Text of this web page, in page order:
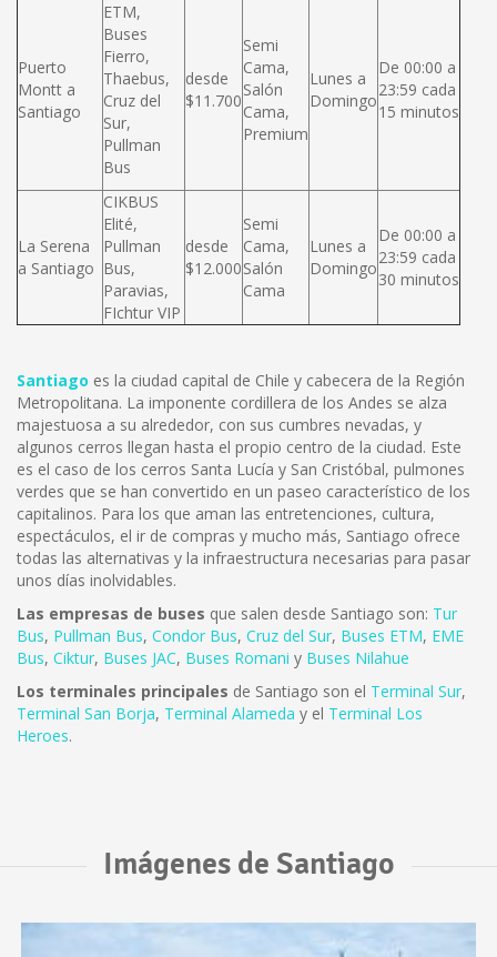
Puerto
Montt a
Santiago
ETM,
Buses
Fierro,
Thaebus,
Cruz del
Sur,
Pullman
Bus
desde
$11.700
Semi
Cama,
Salón
Cama,
Premium
Lunes a
Domingo
De 00:00 a
23:59 cada
15 minutos
La Serena
a Santiago
CIKBUS
Elité,
Pullman
Bus,
Paravias,
FIchtur VIP
desde
$12.000
Semi
Cama,
Salón
Cama
Lunes a
Domingo
De 00:00 a
23:59 cada
30 minutos
Santiago es la ciudad capital de Chile y cabecera de la Región
Metropolitana. La imponente cordillera de los Andes se alza
majestuosa a su alrededor, con sus cumbres nevadas, y
algunos cerros llegan hasta el propio centro de la ciudad. Este
es el caso de los cerros Santa Lucía y San Cristóbal, pulmones
verdes que se han convertido en un paseo característico de los
capitalinos. Para los que aman las entretenciones, cultura,
espectáculos, el ir de compras y mucho más, Santiago ofrece
todas las alternativas y la infraestructura necesarias para pasar
unos días inolvidables.
Las empresas de buses que salen desde Santiago son: Tur
Bus, Pullman Bus, Condor Bus, Cruz del Sur, Buses ETM, EME
Bus, Ciktur, Buses JAC, Buses Romani y Buses Nilahue
Los terminales principales de Santiago son el Terminal Sur,
Terminal San Borja, Terminal Alameda y el Terminal Los
Heroes.
Imágenes de Santiago